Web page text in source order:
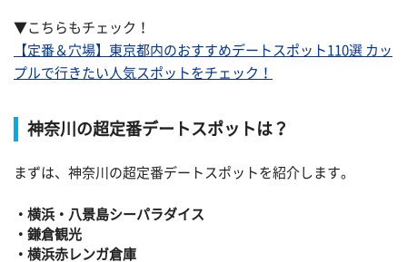
▼こちらもチェック！
【定番＆穴場】東京都内のおすすめデートスポット110選 カッ
プルで行きたい人気スポットをチェック！
神奈川の超定番デートスポットは？
まずは、神奈川の超定番デートスポットを紹介します。
・横浜・八景島シーパラダイス
・鎌倉観光
・横浜赤レンガ倉庫